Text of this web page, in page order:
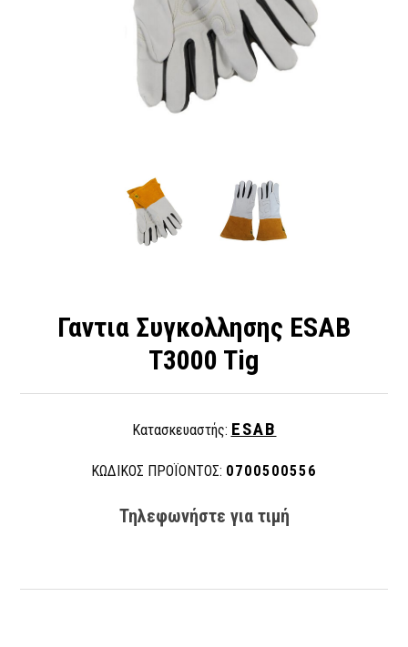
Γαντια Συγκολλησης ESAB
T3000 Tig
Κατασκευαστής: ESAB
ΚΩΔΙΚΟΣ ΠΡΟΪΟΝΤΟΣ: 0700500556
Τηλεφωνήστε για τιμή